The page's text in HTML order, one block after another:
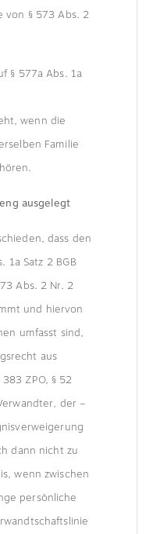
von § 573 Abs. 2
§ 577a Abs. 1a
wenn die
Familie
ausgelegt
dass den
1a Satz 2 BGB
Abs. 2 Nr. 2
und hiervon
umfasst sind,
aus
ZPO, § 52
der –
dann nicht zu
wenn zwischen
persönliche